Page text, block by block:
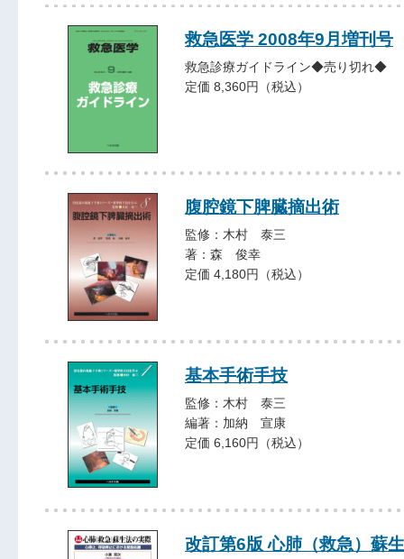
救急医学 2008年9月増刊号
救急診療ガイドライン◆売り切れ◆
定価 8,360円（税込）
腹腔鏡下脾臓摘出術
監修：木村 泰三
著：森 俊幸
定価 4,180円（税込）
基本手術手技
監修：木村 泰三
編著：加納 宣康
定価 6,160円（税込）
改訂第6版 心肺（救急）蘇